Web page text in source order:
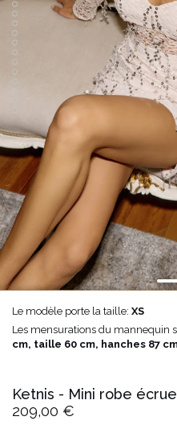
209,00 €
Le modèle porte la taille: XS
Les mensurations du mannequin
cm, taille 60 cm, hanches 87